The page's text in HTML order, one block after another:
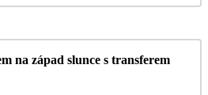
na západ slunce s transferem